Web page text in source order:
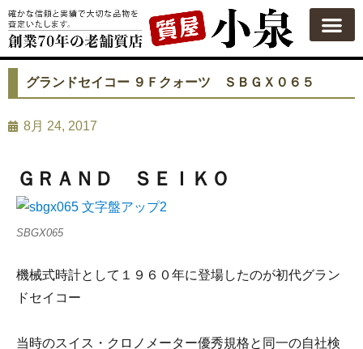
グランドセイコー ９Ｆクォーツ ＳＢＧＸ０６５
8月 24, 2017
ＧＲＡＮＤ ＳＥＩＫＯ
SBGX065
機械式時計として１９６０年に登場したのが初代グラン
ドセイコー
当時のスイス・クロノメーター優秀規格と同一の自社検